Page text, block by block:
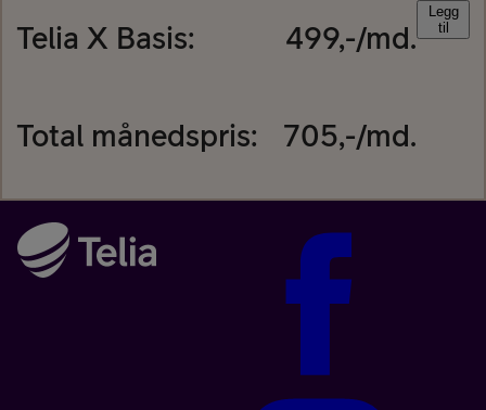
Telia X Basis: 499,-/md.
Total månedspris: 705,-/md.
Legg
til